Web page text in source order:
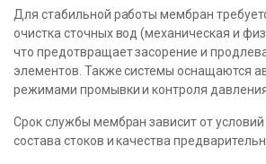
Для стабильной работы мембран
очистка сточных вод (механическая и
что предотвращает засорение и
элементов. Также системы оснащаются
режимами промывки и контроля
Срок службы мембран зависит от условий
состава стоков и качества